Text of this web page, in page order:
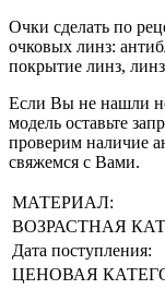
Очки сделать по
очковых линз:
покрытие линз,
Если Вы не нашли
модель оставьте
проверим наличие
свяжемся с Вами.
МАТЕРИАЛ:
ВОЗРАСТНАЯ
Дата поступления:
ЦЕНОВАЯ